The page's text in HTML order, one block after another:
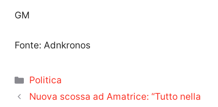
GM
Fonte: Adnkronos
Categorie
Politica
Nuova scossa ad Amatrice: “Tutto nella